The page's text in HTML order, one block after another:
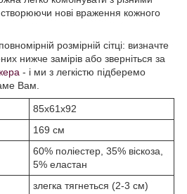
нові враження кожного
розмірній сітці: визначте
нижче замірів або зверніться за
- і ми з легкістю підберемо
Вам.
85х61х92
169 см
60% поліестер, 35% віскоза,
5% еластан
злегка тягнеться (2-3 см)